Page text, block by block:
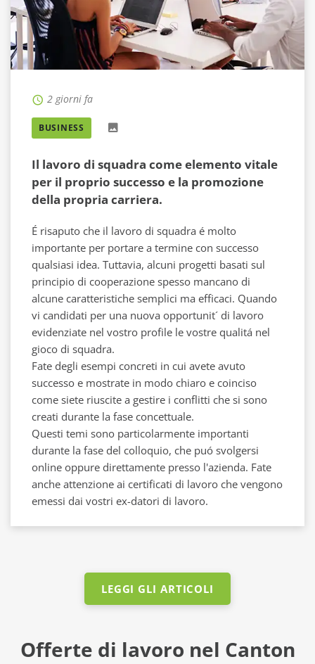
2 giorni fa
BUSINESS
Il lavoro di squadra come elemento vitale
per il proprio successo e la promozione
della propria carriera.
É risaputo che il lavoro di squadra é molto
importante per portare a termine con successo
qualsiasi idea. Tuttavia, alcuni progetti basati sul
principio di cooperazione spesso mancano di
alcune caratteristiche semplici ma efficaci. Quando
vi candidati per una nuova opportunit´ di lavoro
evidenziate nel vostro profile le vostre qualitá nel
gioco di squadra.
Fate degli esempi concreti in cui avete avuto
successo e mostrate in modo chiaro e coinciso
come siete riuscite a gestire i conflitti che si sono
creati durante la fase concettuale.
Questi temi sono particolarmente importanti
durante la fase del colloquio, che puó svolgersi
online oppure direttamente presso l'azienda. Fate
anche attenzione ai certificati di lavoro che vengono
emessi dai vostri ex-datori di lavoro.
LEGGI GLI ARTICOLI
Offerte di lavoro nel Canton